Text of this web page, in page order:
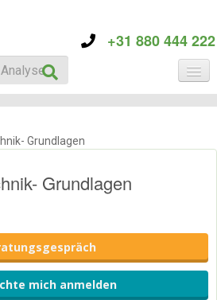
+31 880 444 222
Grundlagen
Grundlagen
mich anmelden